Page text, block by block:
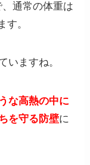
通常の体重は
す。
いますね。
な高熱の中に
を守る防壁に